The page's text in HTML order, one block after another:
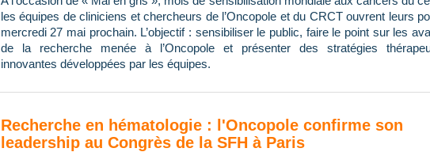
les équipes de cliniciens et chercheurs de l’Oncopole et du CRCT ouvrent leurs
mercredi 27 mai prochain. L’objectif : sensibiliser le public, faire le point sur les
de la recherche menée à l’Oncopole et présenter des stratégies
innovantes développées par les équipes.
Recherche en hématologie : l'Oncopole confirme son
leadership au Congrès de la SFH à Paris